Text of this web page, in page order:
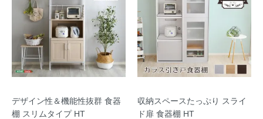
デザイン性＆機能性抜群 食器
棚 スリムタイプ HT
収納スペースたっぷり スライ
ド扉 食器棚 HT